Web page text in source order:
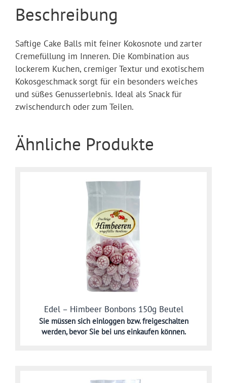
Beschreibung
Saftige Cake Balls mit feiner Kokosnote und zarter
Cremefüllung im Inneren. Die Kombination aus
lockerem Kuchen, cremiger Textur und exotischem
Kokosgeschmack sorgt für ein besonders weiches
und süßes Genusserlebnis. Ideal als Snack für
zwischendurch oder zum Teilen.
Ähnliche Produkte
Edel – Himbeer Bonbons 150g Beutel
Sie müssen sich einloggen bzw. freigeschalten
werden,bevor Sie bei uns einkaufen können.